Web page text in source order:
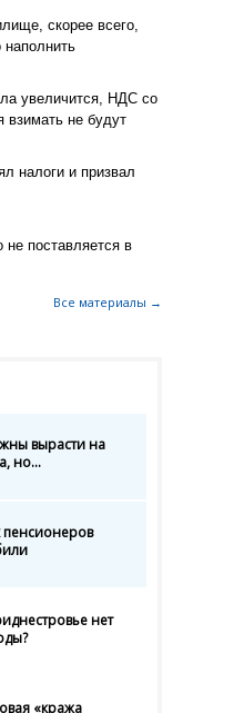
скорее всего,
наполнить
увеличится, НДС со
взимать не будут
налоги и призвал
не поставляется в
Все материалы →
вырасти на
но...
пенсионеров
нет
«кража